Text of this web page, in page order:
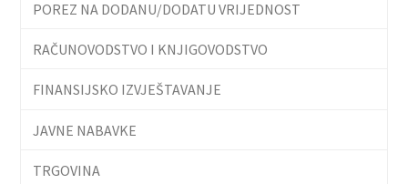
POREZ NA DODANU/DODATU VRIJEDNOST
RAČUNOVODSTVO I KNJIGOVODSTVO
FINANSIJSKO IZVJEŠTAVANJE
JAVNE NABAVKE
TRGOVINA